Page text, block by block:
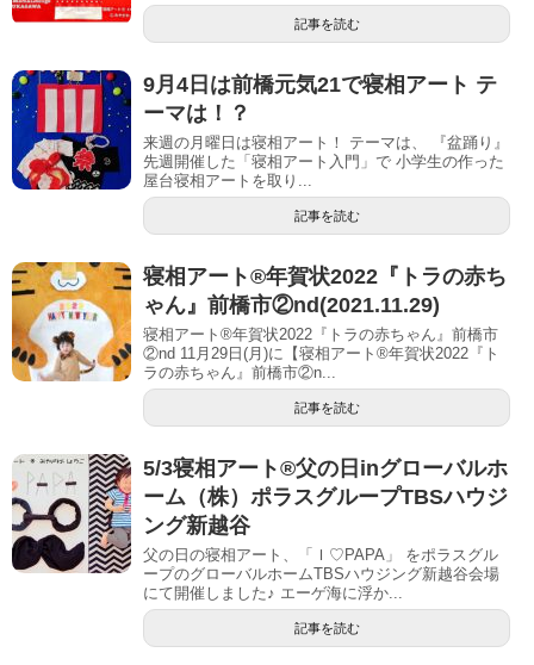
記事を読む
9月4日は前橋元気21で寝相アート テ
ーマは！？
​​ 来週の月曜日は寝相アート！ テーマは、 『盆踊り』
先週開催した「寝相アート入門」で 小学生の作った
屋台寝相アートを取り...
記事を読む
寝相アート®︎年賀状2022『トラの赤ち
ゃん』前橋市②nd(2021.11.29)
寝相アート®年賀状2022『トラの赤ちゃん』前橋市
②nd 11月29日(月)に【寝相アート®︎年賀状2022『ト
ラの赤ちゃん』前橋市②n...
記事を読む
5/3寝相アート®︎父の日inグローバルホ
ーム（株）ポラスグループTBSハウジ
ング新越谷
父の日の寝相アート、「Ｉ♡PAPA」 をポラスグル
ープのグローバルホームTBSハウジング新越谷会場
にて開催しました♪ エーゲ海に浮か...
記事を読む